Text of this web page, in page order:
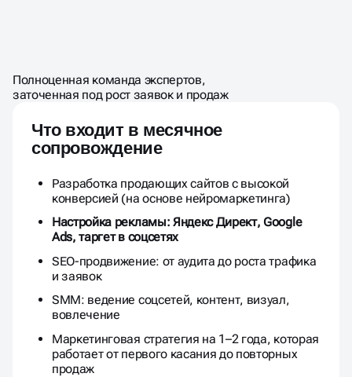
МАРКЕТИНГА
МАРКЕТОЛОГА
Полноценная команда экспертов,
заточенная под рост заявок и продаж
Что входит в месячное
сопровождение
Разработка продающих сайтов с высокой
конверсией (на основе нейромаркетинга)
Настройка рекламы: Яндекс Директ, Google
Ads, таргет в соцсетях
SEO-продвижение: от аудита до роста трафика
и заявок
SMM: ведение соцсетей, контент, визуал,
вовлечение
Маркетинговая стратегия на 1–2 года, которая
работает от первого касания до повторных
продаж